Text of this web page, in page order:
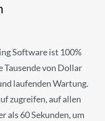
Software ist 100%
Tausende von Dollar
laufenden Wartung.
zugreifen, auf allen
als 60 Sekunden, um